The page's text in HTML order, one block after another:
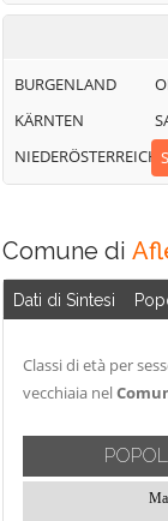
BURGENLAND
KÄRNTEN
NIEDERÖSTERREICH
Comune di
Dati di Sintesi
Classi di età per
vecchiaia nel